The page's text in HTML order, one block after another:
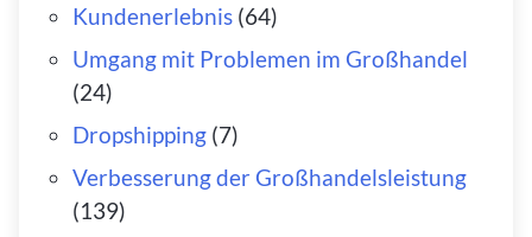
Kundenerlebnis(64)
Umgang mit Problemen im Großhandel
(24)
Dropshipping(7)
Verbesserung der Großhandelsleistung
(139)